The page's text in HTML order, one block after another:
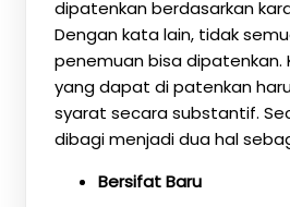
dipatenkan berdasarkan
Dengan kata lain, tidak
penemuan bisa
yang dapat di patenkan
syarat secara substantif.
dibagi menjadi dua hal
Bersifat Baru